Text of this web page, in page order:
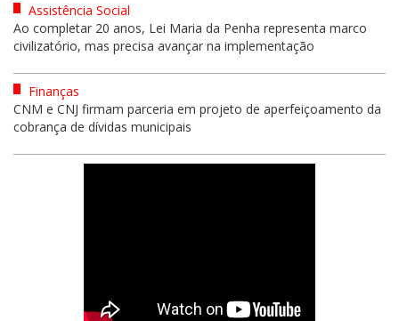
Assistência Social
Ao completar 20 anos, Lei Maria da Penha representa marco
civilizatório, mas precisa avançar na implementação
Finanças
CNM e CNJ firmam parceria em projeto de aperfeiçoamento da
cobrança de dívidas municipais